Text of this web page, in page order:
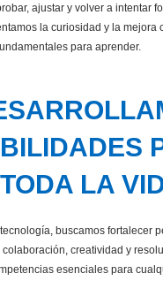
ajustar y volver a intentar
la curiosidad y la mejora
para aprender.
TODA LA
buscamos fortalecer
creatividad y
esenciales para